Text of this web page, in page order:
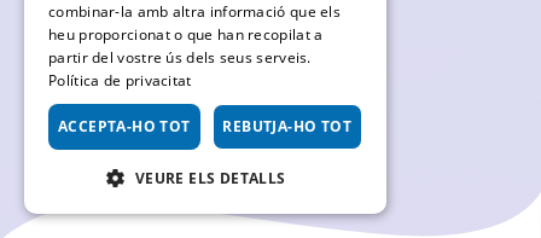
combinar-la amb altra informació que els
heu proporcionat o que han recopilat a
partir del vostre ús dels seus serveis.
Política de privacitat
ACCEPTA-HO TOT REBUTJA-HO TOT
VEURE ELS DETALLS
RENDIMENT